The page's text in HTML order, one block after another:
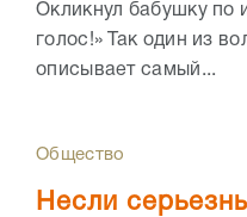
Окликнул бабушку по
голос!» Так один из
описывает самый...
Общество
Несли